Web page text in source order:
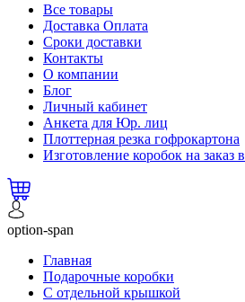
Все товары
Доставка Оплата
Сроки доставки
Контакты
О компании
Блог
Личный кабинет
Анкета для Юр. лиц
Плоттерная резка гофрокартона
Изготовление коробок на заказ
option-span
Главная
Подарочные коробки
С отдельной крышкой